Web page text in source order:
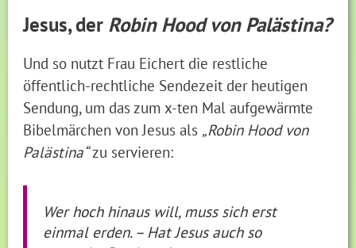
Jesus, der Robin Hood von Palästina?
Und so nutzt Frau Eichert die restliche
öffentlich-rechtliche Sendezeit der heutigen
Sendung, um das zum x-ten Mal aufgewärmte
Bibelmärchen von Jesus als „Robin Hood von
Palästina“zu servieren:
Wer hoch hinaus will, muss sich erst
einmal erden. – Hat Jesus auch so